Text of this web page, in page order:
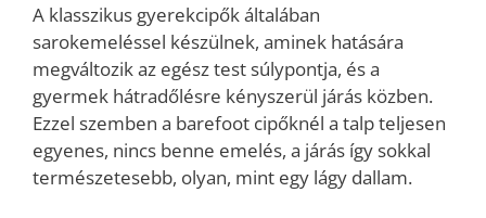
A klasszikus gyerekcipők általában
sarokemeléssel készülnek, aminek hatására
megváltozik az egész test súlypontja, és a
gyermek hátradőlésre kényszerül járás közben.
Ezzel szemben a barefoot cipőknél a talp teljesen
egyenes, nincs benne emelés, a járás így sokkal
természetesebb, olyan, mint egy lágy dallam.